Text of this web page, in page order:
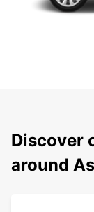
Discover
around